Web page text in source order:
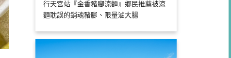
行天宮站『金香豬腳涼麵』鄉民推薦被涼
麵耽誤的銷魂豬腳、限量滷大腸